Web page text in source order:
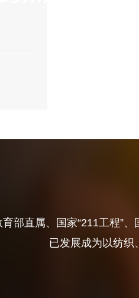
部直属、国家“211工程”
已发展成为以纺织